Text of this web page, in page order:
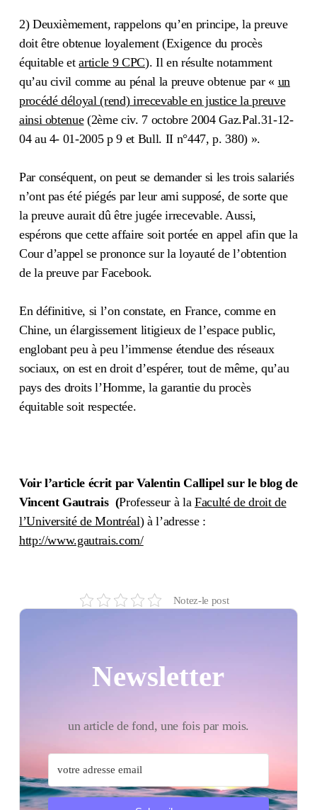
2) Deuxièmement, rappelons qu’en principe, la preuve
doit être obtenue loyalement (Exigence du procès
équitable etarticle 9 CPC). Il en résulte notamment
qu’au civil comme au pénal la preuve obtenue par « un
procédé déloyal (rend) irrecevable en justice la preuve
ainsi obtenue(2ème civ. 7 octobre 2004 Gaz.Pal.31-12-
04 au 4- 01-2005 p 9 et Bull. II n°447, p. 380) ».
Par conséquent, on peut se demander si les trois salariés
n’ont pas été piégés par leur ami supposé, de sorte que
la preuve aurait dû être jugée irrecevable. Aussi,
espérons que cette affaire soit portée en appel afin que la
Cour d’appel se prononce sur la loyauté de l’obtention
de la preuve par Facebook.
En définitive, si l’on constate, en France, comme en
Chine, un élargissement litigieux de l’espace public,
englobant peu à peu l’immense étendue des réseaux
sociaux, on est en droit d’espérer, tout de même, qu’au
pays des droits l’Homme, la garantie du procès
équitable soit respectée.
Voir l’article écrit parValentin Callipel sur le blog de
Vincent Gautrais (Professeur à la Faculté de droit de
l’Université de Montréal) à l’adresse :
http://www.gautrais.com/
Notez-le post
Newsletter
un article de fond, une fois par mois.